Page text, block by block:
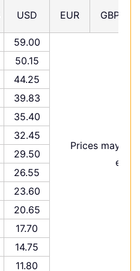
USD EUR GBP
59.00
Prices may
50.15
44.25
39.83
35.40
32.45
29.50
26.55
23.60
20.65
17.70
14.75
11.80